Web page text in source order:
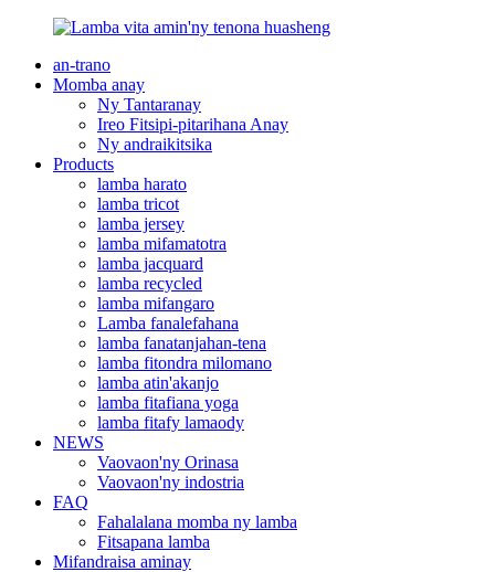
an-trano
Momba anay
Ny Tantaranay
Ireo Fitsipi-pitarihana Anay
Ny andraikitsika
Products
lamba harato
lamba tricot
lamba jersey
lamba mifamatotra
lamba jacquard
lamba recycled
lamba mifangaro
Lamba fanalefahana
lamba fanatanjahan-tena
lamba fitondra milomano
lamba atin'akanjo
lamba fitafiana yoga
lamba fitafy lamaody
NEWS
Vaovaon'ny Orinasa
Vaovaon'ny indostria
FAQ
Fahalalana momba ny lamba
Fitsapana lamba
Mifandraisa aminay